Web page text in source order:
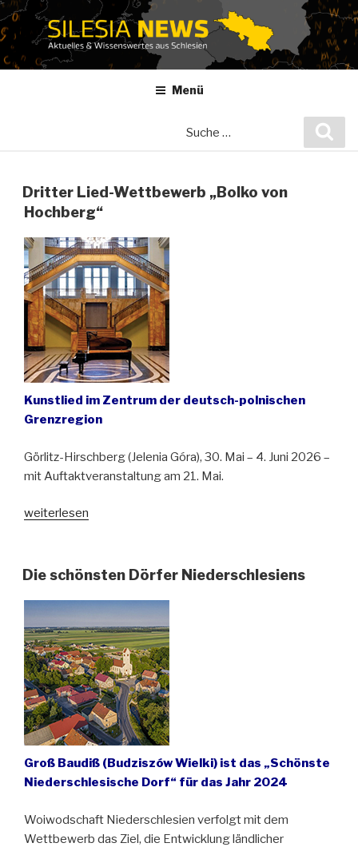
Zum
Inhalt
springen
Menü
Dritter Lied-Wettbewerb „Bolko von
Hochberg“
Kunstlied im Zentrum der deutsch-polnischen
Grenzregion
Görlitz-Hirschberg (Jelenia Góra), 30. Mai – 4. Juni 2026 –
mit Auftaktveranstaltung am 21. Mai.
„Dritter
„Bolko
Hochberg““
weiterlesen
Die schönsten Dörfer Niederschlesiens
Groß Baudiß (Budziszów Wielki) ist das „Schönste
Niederschlesische Dorf“ für das Jahr 2024
Woiwodschaft Niederschlesien verfolgt mit dem
Wettbewerb das Ziel, die Entwicklung ländlicher